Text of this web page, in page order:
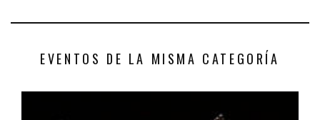
EVENTOS DE LA MISMA CATEGORÍA